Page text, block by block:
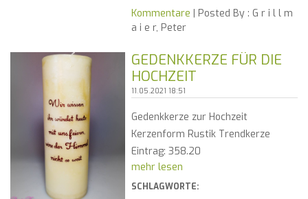
Kommentare | Posted By : G r i l l m
a i e r, Peter
GEDENKKERZE FÜR DIE
HOCHZEIT
11.05.2021 18:51
Gedenkkerze zur Hochzeit
Kerzenform Rustik Trendkerze
Eintrag: 358.20
mehr lesen
SCHLAGWORTE: